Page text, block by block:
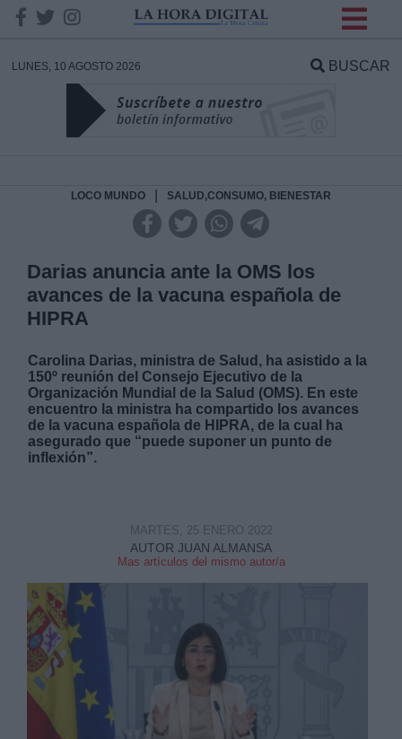
LUNES, 10 AGOSTO 2026 BUSCAR
LOCO MUNDO SALUD,CONSUMO, BIENESTAR
Darias anuncia ante la OMS los
avances de la vacuna española de
HIPRA
Carolina Darias, ministra de Salud, ha asistido a la
150º reunión del Consejo Ejecutivo de la
Organización Mundial de la Salud (OMS). En este
encuentro la ministra ha compartido los avances
de la vacuna española de HIPRA, de la cual ha
asegurado que “puede suponer un punto de
inflexión”.
AUTOR JUAN ALMANSA
Mas artículos del mismo autor/a
MARTES, 25 ENERO 2022
DATOS
Responsable:
Legitimación:
Destinatarios:
Información adicional
link